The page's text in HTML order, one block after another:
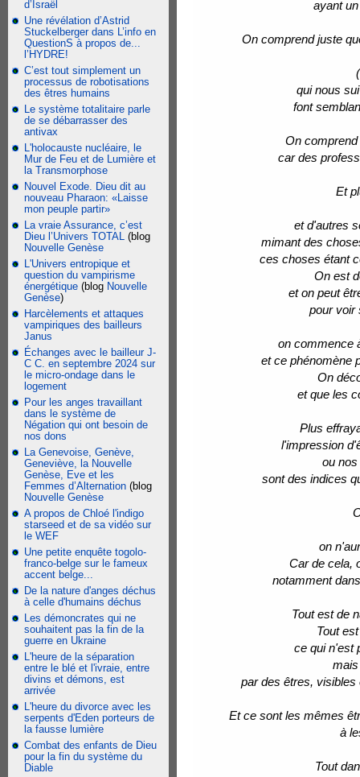
d’Israël
Une révélation d’Astrid
Stuckelberger dans L’info en
QuestionS à propos de...
l’HYDRE!
C’est tout simplement un
processus de robotisations
des êtres humains
Le système totalitaire parle
de se débarrasser des
antivax
L'holocauste nucléaire, le
Mur de Feu et de Lumière et
la Transmorphose
Nouvel Exode. Dieu dit au
nouveau Pharaon: «Laisse
mon peuple partir»
La vraie Assurance, c’est
Dieu l’Univers TOTAL (blog
Nouvelle Genèse
L'Univers entropique et
question du vampirisme
énergétique (blog Nouvelle
Genèse)
Harcèlements et attaques
vampiriques des bailleurs
Janus
Échanges avec le bailleur J-
C C. en septembre 2024 sur
le micro-ondage dans le
logement
Pour les anges travaillant
dans le système de
Négation qui ont besoin de
nos dons
La Genevoise, Genève,
Geneviève, la Nouvelle
Genèse, Eve et les
Femmes d’Alternation (blog
Nouvelle Genèse
A propos de Chloé l'indigo
starseed et de sa vidéo sur
le WEF
Une petite enquête togolo-
franco-belge sur le fameux
accent belge...
De la nature d'anges déchus
à celle d'humains déchus
Les démoncrates qui ne
souhaitent pas la fin de la
guerre en Ukraine
L'heure de la séparation
entre le blé et l'ivraie, entre
divins et démons, est
arrivée
L'heure du divorce avec les
serpents d'Eden porteurs de
la fausse lumière
Combat des enfants de Dieu
pour la fin du système du
Diable
ayant
On comprend juste
qui nous
font
On
car des
Et
et d'autres
mimant des
ces choses étant
On est
et on peut
pour voir
on commence
et ce phénomène
On
et que les
Plus
l'impression
ou
sont des indices
on
Car de cela,
notamment
Tout est de
Tout
ce qui n'est
par des êtres,
Et ce sont les mêmes
à
Tout